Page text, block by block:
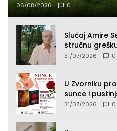
06/08/2026 0
Slučaj Amire
stručnu
presudan
31/07/2026 0
U Zvorniku
sunce i
Avdić-
31/07/2026 0